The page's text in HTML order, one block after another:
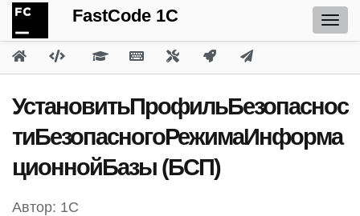
FastCode 1C
УстановитьПрофильБезопаснос
тиБезопасногоРежимаИнформа
ционнойБазы (БСП)
Автор: 1С